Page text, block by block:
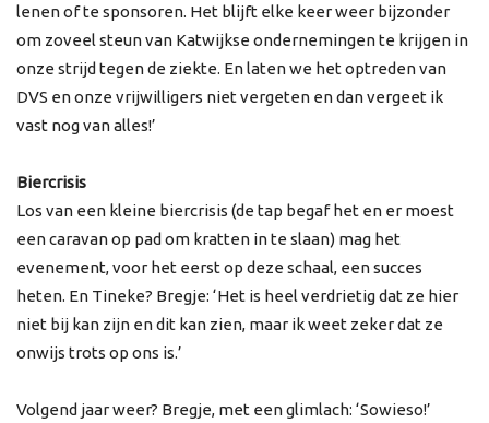
lenen of te sponsoren. Het blijft elke keer weer bijzonder
om zoveel steun van Katwijkse ondernemingen te krijgen in
onze strijd tegen de ziekte. En laten we het optreden van
DVS en onze vrijwilligers niet vergeten en dan vergeet ik
vast nog van alles!’
Biercrisis
Los van een kleine biercrisis (de tap begaf het en er moest
een caravan op pad om kratten in te slaan) mag het
evenement, voor het eerst op deze schaal, een succes
heten. En Tineke? Bregje: ‘Het is heel verdrietig dat ze hier
niet bij kan zijn en dit kan zien, maar ik weet zeker dat ze
onwijs trots op ons is.’
Volgend jaar weer? Bregje, met een glimlach: ‘Sowieso!’